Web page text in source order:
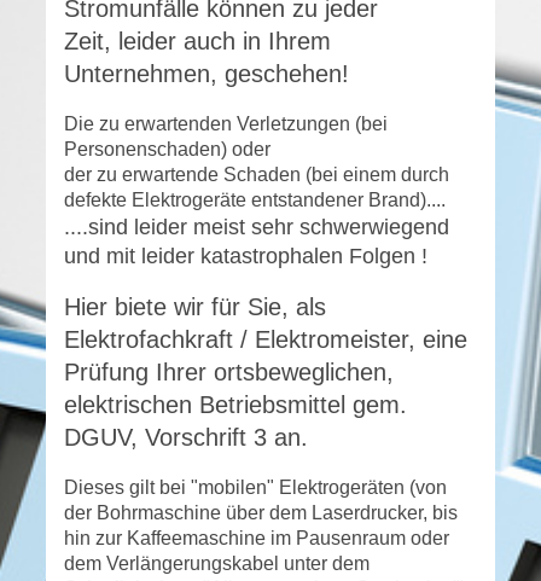
Stromunfälle können zu jeder
Zeit, leider auch in Ihrem
Unternehmen, geschehen!
Die zu erwartenden Verletzungen (bei
Personenschaden) oder
der zu erwartende Schaden (bei einem durch
defekte Elektrogeräte entstandener Brand)....
....sind leider meist sehr schwerwiegend
und mit leider katastrophalen Folgen !
Hier biete wir für Sie, als
Elektrofachkraft / Elektromeister, eine
Prüfung Ihrer ortsbeweglichen,
elektrischen Betriebsmittel gem.
DGUV, Vorschrift 3 an.
Dieses gilt bei "mobilen" Elektrogeräten (von
der Bohrmaschine über dem Laserdrucker, bis
hin zur Kaffeemaschine im Pausenraum oder
dem Verlängerungskabel unter dem